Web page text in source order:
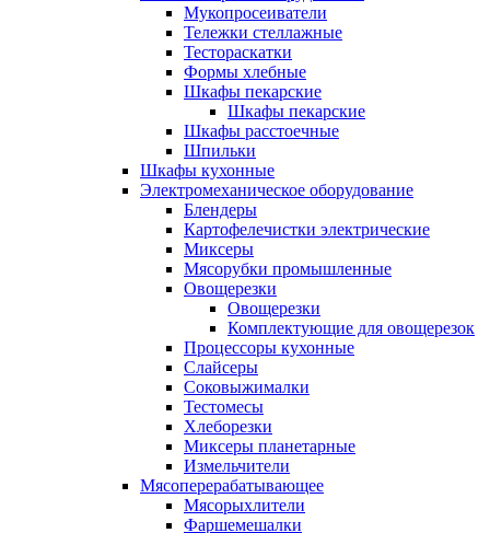
Мукопросеиватели
Тележки стеллажные
Тестораскатки
Формы хлебные
Шкафы пекарские
Шкафы пекарские
Шкафы расстоечные
Шпильки
Шкафы кухонные
Электромеханическое оборудование
Блендеры
Картофелечистки электрические
Миксеры
Мясорубки промышленные
Овощерезки
Овощерезки
Комплектующие для овощерезок
Процессоры кухонные
Слайсеры
Соковыжималки
Тестомесы
Хлеборезки
Миксеры планетарные
Измельчители
Мясоперерабатывающее
Мясорыхлители
Фаршемешалки